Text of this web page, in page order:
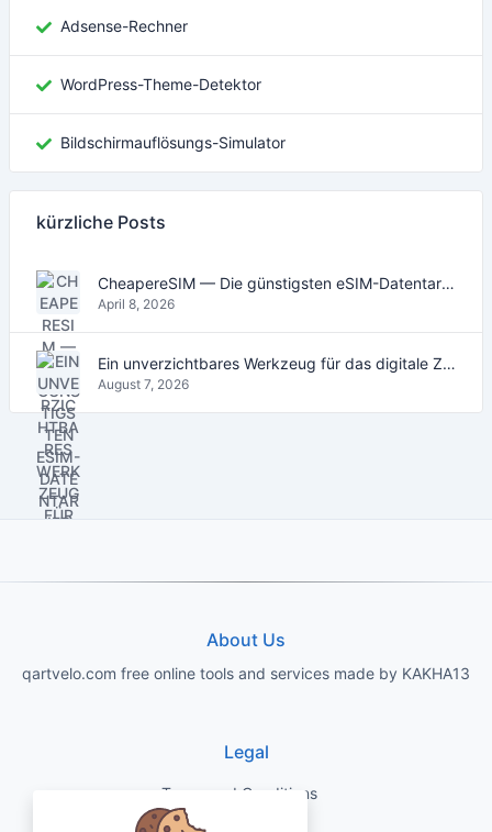
Adsense-Rechner
WordPress-Theme-Detektor
Bildschirmauflösungs-Simulator
kürzliche Posts
CheapereSIM — Die günstigsten eSIM-Datentarife für Reisen 2026
April 8, 2026
Ein unverzichtbares Werkzeug für das digitale Zeitalter
August 7, 2026
About Us
qartvelo.com free online tools and services made by KAKHA13
Legal
Terms and Conditions